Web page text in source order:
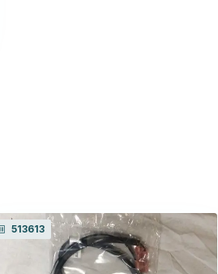
513613